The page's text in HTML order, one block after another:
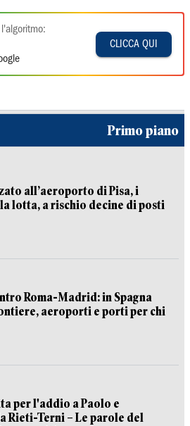
CLICCA QUI
Primo piano
all’aeroporto di Pisa, i
lotta, a rischio decine di posti
Roma-Madrid: in Spagna
aeroporti e porti per chi
per l'addio a Paolo e
Rieti-Terni – Le parole del